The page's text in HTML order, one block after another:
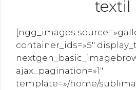
textil
[ngg_images
container_ids=»5″
ajax_pagination=»1″
template=»/home/